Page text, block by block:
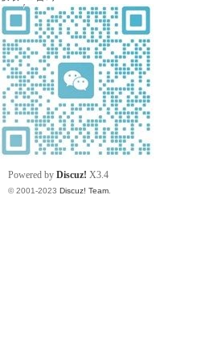
Powered by Discuz! X3.4
© 2001-2023 Discuz! Team